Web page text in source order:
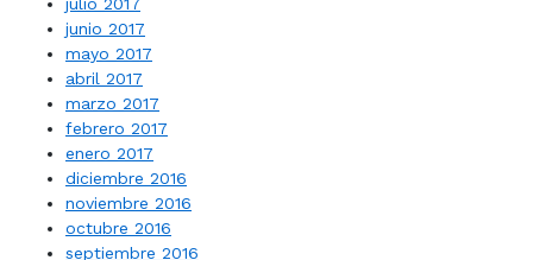
junio 2017
mayo 2017
abril 2017
marzo 2017
febrero 2017
enero 2017
diciembre 2016
noviembre 2016
octubre 2016
septiembre 2016